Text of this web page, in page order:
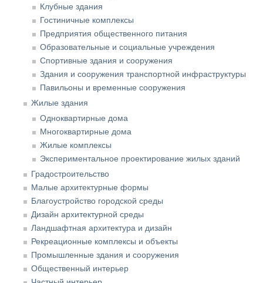
Клубные здания
Гостиничные комплексы
Предприятия общественного питания
Образовательные и социальные учреждения
Спортивные здания и сооружения
Здания и сооружения транспортной инфраструктуры
Павильоны и временные сооружения
Жилые здания
Одноквартирные дома
Многоквартирные дома
Жилые комплексы
Экспериментальное проектирование жилых зданий
Градостроительство
Малые архитектурные формы
Благоустройство городской среды
Дизайн архитектурной среды
Ландшафтная архитектура и дизайн
Рекреационные комплексы и объекты
Промышленные здания и сооружения
Общественный интерьер